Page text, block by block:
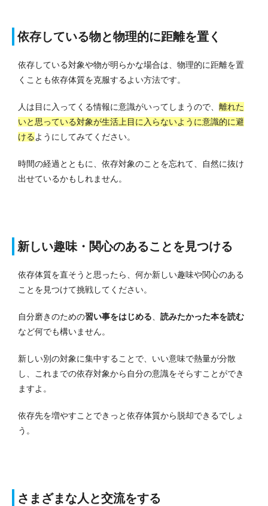
依存している物と物理的に距離を置く
依存している対象や物が明らかな場合は、物理的に距離を置
くことも依存体質を克服するよい方法です。
人は目に入ってくる情報に意識がいってしまうので、 離れた
いと思っている対象が生活上目に入らないように意識的に避
ける ようにしてみてください。
時間の経過とともに、依存対象のことを忘れて、自然に抜け
出せているかもしれません。
新しい趣味・関心のあることを見つける
依存体質を直そうと思ったら、何か新しい趣味や関心のある
ことを見つけて挑戦してください。
自分磨きのための習い事をはじめる
読みたかった本を読む
など何でも構いません。
新しい別の対象に集中することで、いい意味で熱量が分散
し、これまでの依存対象から自分の意識をそらすことができ
ますよ。
依存先を増やすことできっと依存体質から脱却できるでしょ
う。
さまざまな人と交流をする